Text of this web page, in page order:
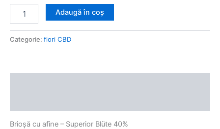
Adaugă în coș
Categorie: flori CBD
Brioșă cu afine – Superior Blüte 40%